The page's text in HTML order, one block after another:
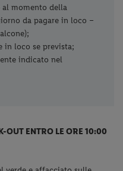
al momento della
da pagare in loco –
in loco se prevista;
indicato nel
OUT ENTRO LE ORE 10:00